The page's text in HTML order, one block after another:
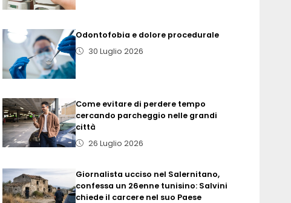
Odontofobia e dolore procedurale
30 Luglio 2026
Come evitare di perdere tempo
cercando parcheggio nelle grandi
città
26 Luglio 2026
Giornalista ucciso nel Salernitano,
confessa un 26enne tunisino: Salvini
chiede il carcere nel suo Paese